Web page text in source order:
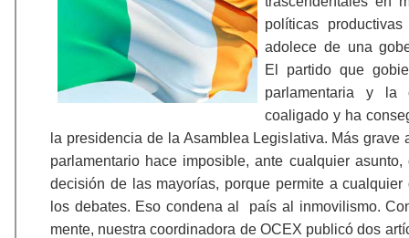
políticas
adolece de una
El partido que
parlamentaria y la
coaligado y ha
la presidencia de la Asamblea Legislativa. Más grave
parlamentario hace imposible, ante cualquier
decisión de las mayorías, porque permite a cualquier
los debates. Eso condena al país al inmovilismo.
mente, nuestra coordinadora de OCEX publicó dos